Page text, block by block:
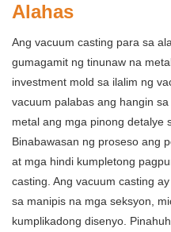
Alahas
Ang vacuum casting para sa
gumagamit ng tinunaw na
investment mold sa ilalim ng
vacuum palabas ang hangin
metal ang mga pinong detalye
Binabawasan ng proseso ang
at mga hindi kumpletong
casting. Ang vacuum casting
sa manipis na mga seksyon,
kumplikadong disenyo.